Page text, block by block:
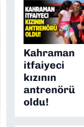
Kahraman
itfaiyeci
kızının
antrenörü
oldu!